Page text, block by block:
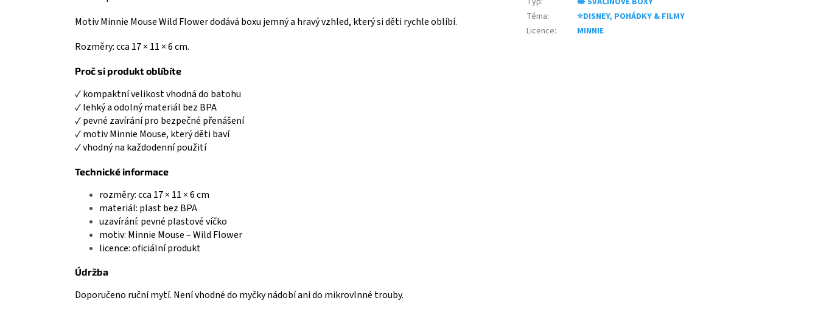
Motiv Minnie Mouse Wild Flower dodává boxu jemný a hravý vzhled, který si děti rychle oblíbí.
Rozměry: cca 17 × 11 × 6 cm.
Proč si produkt oblíbíte
✓ kompaktní velikost vhodná do batohu
✓ lehký a odolný materiál bez BPA
✓ pevné zavírání pro bezpečné přenášení
✓ motiv Minnie Mouse, který děti baví
✓ vhodný na každodenní použití
Technické informace
rozměry: cca 17 × 11 × 6 cm
materiál: plast bez BPA
uzavírání: pevné plastové víčko
motiv: Minnie Mouse – Wild Flower
licence: oficiální produkt
Údržba
Doporučeno ruční mytí. Není vhodné do myčky nádobí ani do mikrovlnné trouby.
Téma:
⭐DISNEY, POHÁDKY & FILMY
Licence: MINNIE